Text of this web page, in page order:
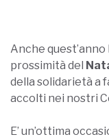
Anche quest’anno
prossimità del
della solidarietà a
accolti nei nostri
E’ un’ottima